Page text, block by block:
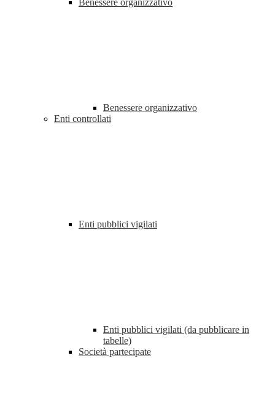
Benessere organizzativo
Benessere organizzativo
Enti controllati
Enti pubblici vigilati
Enti pubblici vigilati (da pubblicare in
tabelle)
Società partecipate